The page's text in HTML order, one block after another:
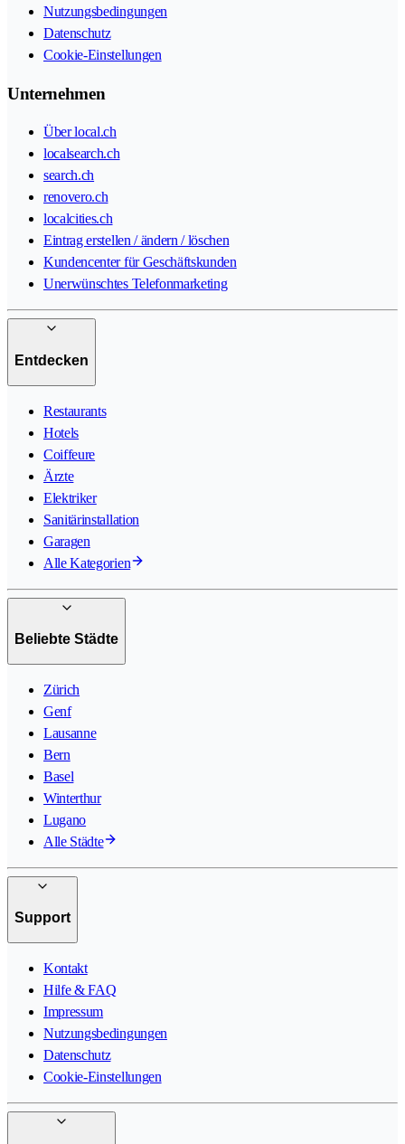
Nutzungsbedingungen
Datenschutz
Cookie-Einstellungen
Unternehmen
Über local.ch
localsearch.ch
search.ch
renovero.ch
localcities.ch
Eintrag erstellen / ändern / löschen
Kundencenter für Geschäftskunden
Unerwünschtes Telefonmarketing
Entdecken
Restaurants
Hotels
Coiffeure
Ärzte
Elektriker
Sanitärinstallation
Garagen
Alle Kategorien
Beliebte Städte
Zürich
Genf
Lausanne
Bern
Basel
Winterthur
Lugano
Alle Städte
Support
Kontakt
Hilfe & FAQ
Impressum
Nutzungsbedingungen
Datenschutz
Cookie-Einstellungen